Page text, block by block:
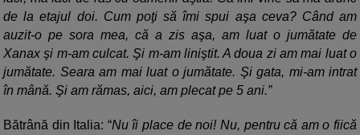
de la etajul doi. Cum poţi să îmi spui aşa ceva? Când am
auzit-o pe sora mea, că a zis aşa, am luat o jumătate de
Xanax şi m-am culcat. Şi m-am liniştit. A doua zi am mai luat o
jumătate. Seara am mai luat o jumătate. Şi gata, mi-am intrat
în mână. Şi am rămas, aici, am plecat pe 5 ani.”
Bătrână din Italia: “Nu îi place de noi! Nu, pentru că am o fiică